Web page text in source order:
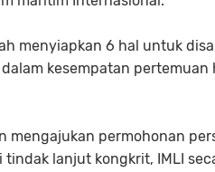
menyiapkan 6 hal untuk
kesempatan
mengajukan permohonan
tindak lanjut kongkrit, IMLI